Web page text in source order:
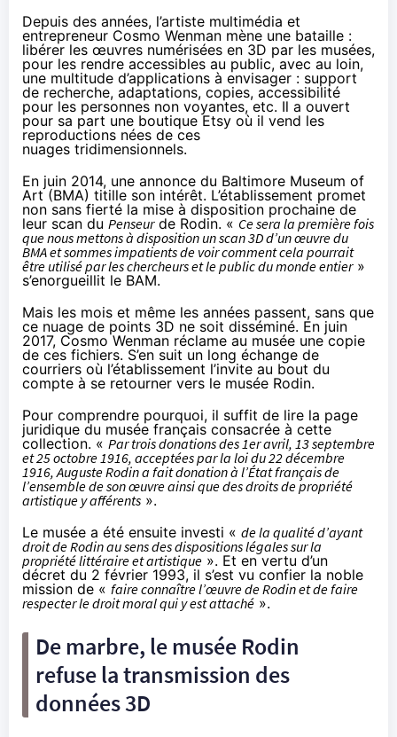
Depuis des années, l’artiste multimédia et
entrepreneur Cosmo Wenman mène une bataille :
libérer les œuvres numérisées en 3D par les musées,
pour les rendre accessibles au public, avec au loin,
une multitude d’applications à envisager : support
de recherche, adaptations, copies, accessibilité
pour les personnes non voyantes, etc. Il a ouvert
pour sa part une boutique Etsy où il vend les
reproductions nées de ces
nuages tridimensionnels.
En juin 2014, une annonce du Baltimore Museum of
Art (BMA) titille son intérêt. L’établissement promet
non sans fierté la mise à disposition prochaine de
leur scan du Penseurde Rodin. « Ce sera la première fois
que nous mettons à disposition un scan 3D d’un œuvre du
BMA et sommes impatients de voir comment cela pourrait
être utilisé par les chercheurs et le public du monde entier»
s’enorgueillit le BAM.
Mais les mois et même les années passent, sans que
ce nuage de points 3D ne soit disséminé. En juin
2017, Cosmo Wenman réclame au musée une copie
de ces fichiers. S’en suit un long échange de
courriers où l’établissement l’invite au bout du
compte à se retourner vers le musée Rodin.
Pour comprendre pourquoi, il suffit de lire la page
juridique du musée français consacrée à cette
collection. « Par trois donations des 1er avril, 13 septembre
et 25 octobre 1916, acceptées par la loi du 22 décembre
1916, Auguste Rodin a fait donation à l’État français de
l’ensemble de son œuvre ainsi que des droits de propriété
artistique y afférents ».
Le musée a été ensuite investi « de la qualité d’ayant
droit de Rodin au sens des dispositions légales sur la
propriété littéraire et artistique ». Et en vertu d’un
décret du 2 février 1993, il s’est vu confier la noble
mission de « faire connaître l’œuvre de Rodin et de faire
respecter le droit moral qui y est attaché ».
De marbre, le musée Rodin
refuse la transmission des
données 3D